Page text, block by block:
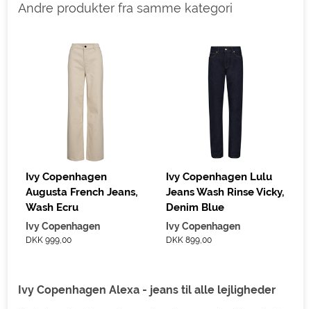
Andre produkter fra samme kategori
Ivy Copenhagen
Augusta French Jeans,
Wash Ecru
Ivy Copenhagen
DKK 999,00
Ivy Copenhagen Lulu
Jeans Wash Rinse Vicky,
Denim Blue
Ivy Copenhagen
DKK 899,00
Ivy Copenhagen Alexa - jeans til alle lejligheder